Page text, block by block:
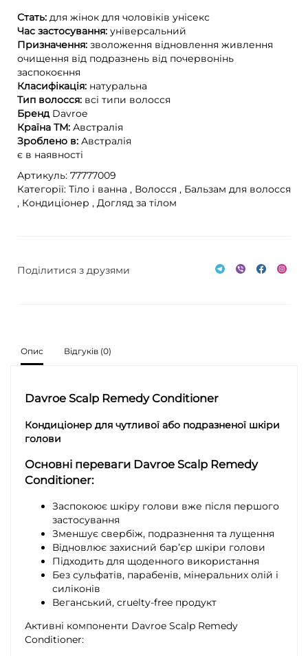
Стать: для жінок для чоловіків унісекс
Час застосування: універсальний
Призначення: зволоження відновлення живлення
очищення від подразнень від почервонінь
заспокоєння
Класифікація: натуральна
Тип волосся: всі типи волосся
Бренд Davroe
Країна ТМ: Австралія
Зроблено в: Австралія
є в наявності
Артикуль: 77777009
Категорії: Тіло і ванна , Волосся , Бальзам для волосся
, Кондиціонер , Догляд за тілом
Поділитися з друзями
Опис Відгуків (0)
Davroe Scalp Remedy Conditioner
Кондиціонер для чутливої або подразненої шкіри
голови
Основні переваги Davroe Scalp Remedy
Conditioner:
Заспокоює шкіру голови вже після першого
застосування
Зменшує свербіж, подразнення та лущення
Відновлює захисний бар’єр шкіри голови
Підходить для щоденного використання
Без сульфатів, парабенів, мінеральних олій і
силіконів
Веганський, cruelty-free продукт
Активні компоненти Davroe Scalp Remedy
Conditioner: